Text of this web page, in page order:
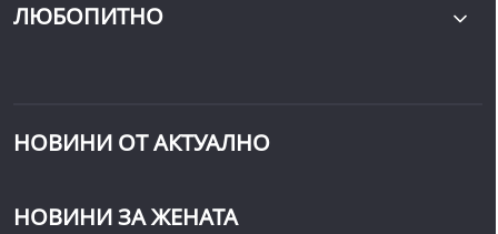
ЛЮБОПИТНО
НОВИНИ ОТ АКТУАЛНО
НОВИНИ ЗА ЖЕНАТА